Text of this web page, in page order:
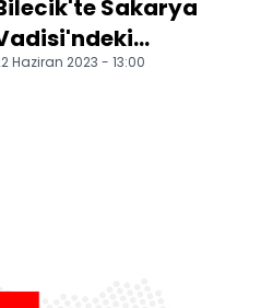
Sakarya
salatalık
Haziran 2023 - 13:00